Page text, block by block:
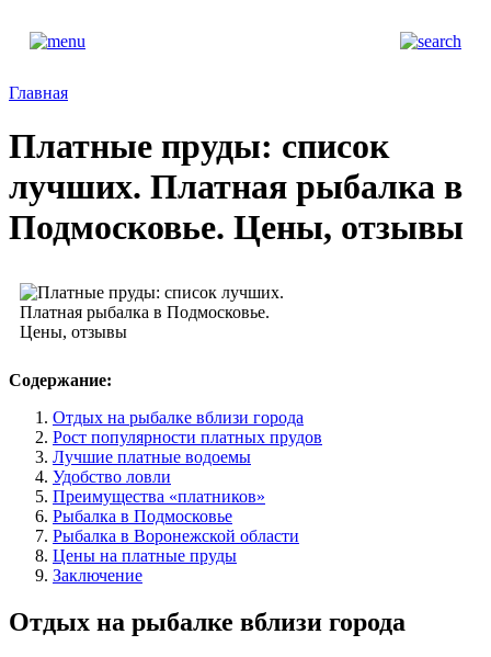
Главная
Платные пруды: список
лучших. Платная рыбалка в
Подмосковье. Цены, отзывы
Содержание:
Отдых на рыбалке вблизи города
Рост популярности платных прудов
Лучшие платные водоемы
Удобство ловли
Преимущества «платников»
Рыбалка в Подмосковье
Рыбалка в Воронежской области
Цены на платные пруды
Заключение
Отдых на рыбалке вблизи города